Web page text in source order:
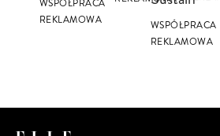
WSPÓŁPRACA
REKLAMOWA
WSPÓŁPRACA
REKLAMOWA